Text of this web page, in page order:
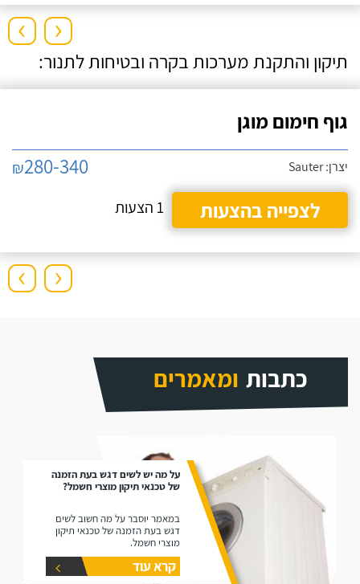
› ‹
תיקון והתקנת מערכות בקרה ובטיחות לתנור:
גוף חימום מוגן
יצרן: Sauter ₪280-340
לצפייה בהצעות
1 הצעות
› ‹
כתבות ומאמרים
על מה יש לשים דגש בעת הזמנה
של טכנאי תיקון מוצרי חשמל?
במאמר יוסבר על מה חשוב לשים
דגש בעת הזמנה של טכנאי תיקון
מוצרי חשמל.
קרא עוד